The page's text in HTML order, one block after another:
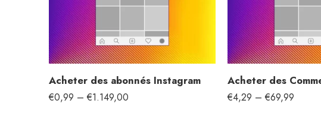
Acheter des abonnés Instagram
€0,99 – €1.149,00 €4,29 – €69,99